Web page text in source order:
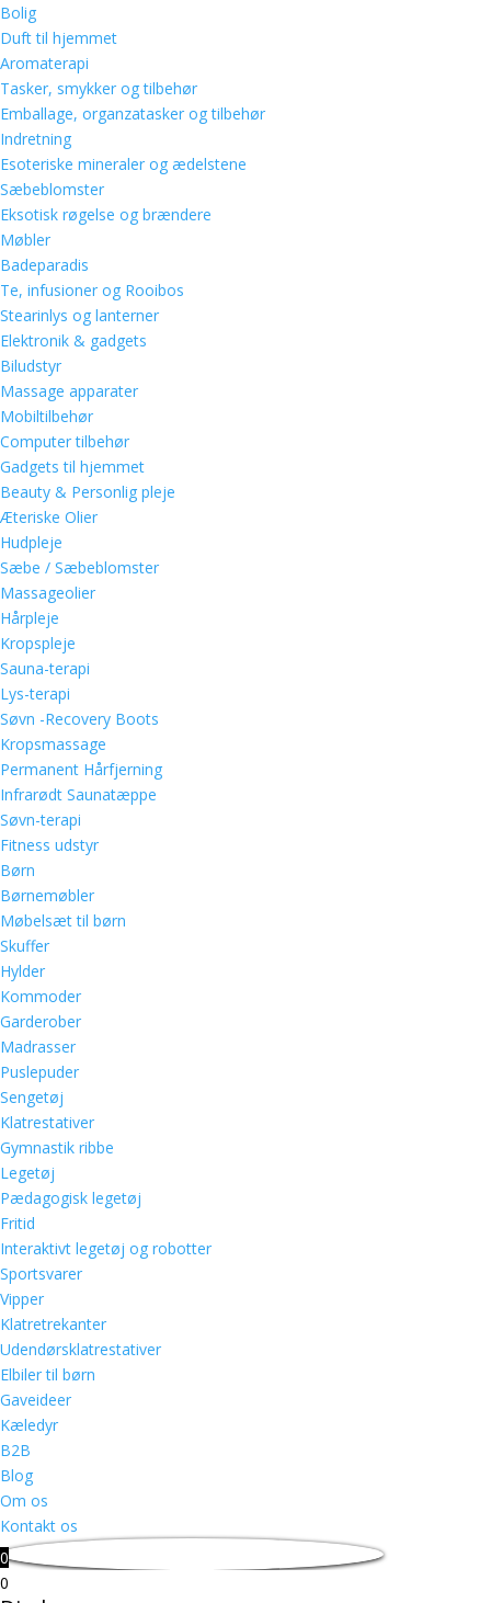
Bolig
Duft til hjemmet
Aromaterapi
Tasker, smykker og tilbehør
Emballage, organzatasker og tilbehør
Indretning
Esoteriske mineraler og ædelstene
Sæbeblomster
Eksotisk røgelse og brændere
Møbler
Badeparadis
Te, infusioner og Rooibos
Stearinlys og lanterner
Elektronik & gadgets
Biludstyr
Massage apparater
Mobiltilbehør
Computer tilbehør
Gadgets til hjemmet
Beauty & Personlig pleje
Æteriske Olier
Hudpleje
Sæbe / Sæbeblomster
Massageolier
Hårpleje
Kropspleje
Sauna-terapi
Lys-terapi
Søvn -Recovery Boots
Kropsmassage
Permanent Hårfjerning
Infrarødt Saunatæppe
Søvn-terapi
Fitness udstyr
Børn
Børnemøbler
Møbelsæt til børn
Skuffer
Hylder
Kommoder
Garderober
Madrasser
Puslepuder
Sengetøj
Klatrestativer
Gymnastik ribbe
Legetøj
Pædagogisk legetøj
Fritid
Interaktivt legetøj og robotter
Sportsvarer
Vipper
Klatretrekanter
Udendørsklatrestativer
Elbiler til børn
Gaveideer
Kæledyr
B2B
Blog
Om os
Kontakt os
0
0